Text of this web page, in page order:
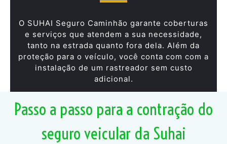
O SUHAI Seguro Caminhão garante coberturas
e serviços que atendem a sua necessidade,
tanto na estrada quanto fora dela. Além da
proteção para o veículo, você conta com com a
instalação de um rastreador sem custo
adicional.
Passo a passo para a contração do
seguro veicular da Suhai